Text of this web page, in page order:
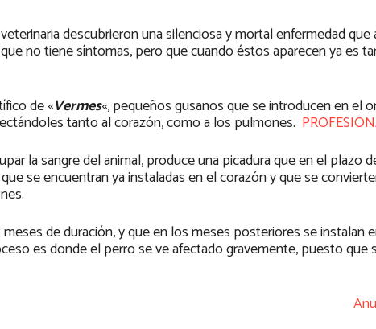
descubrieron una silenciosa y mortal enfermedad
no tiene síntomas, pero que cuando éstos aparecen ya es
de «Vermes«, pequeños gusanos que se introducen en el
tanto al corazón, como a los pulmones.
la sangre del animal, produce una picadura que en el plazo
se encuentran ya instaladas en el corazón y que se
de duración, y que en los meses posteriores se instalan
es donde el perro se ve afectado gravemente, puesto que